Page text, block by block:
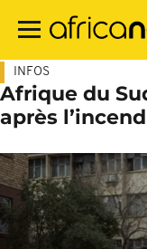
contenu
INFOS
Afrique du
après